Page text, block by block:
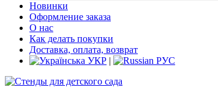
Новинки
Оформление заказа
О нас
Как делать покупки
Доставка, оплата, возврат
УКР | РУС